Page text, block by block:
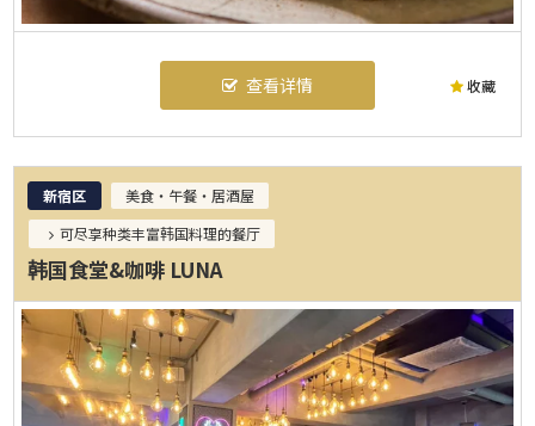
收藏
查看详情
新宿区
美食・午餐・居酒屋
可尽享种类丰富韩国料理的餐厅
韩国食堂&咖啡 LUNA